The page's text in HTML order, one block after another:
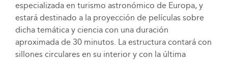
especializada en turismo astronómico de Europa, y
estará destinado a la proyección de películas sobre
dicha temática y ciencia con una duración
aproximada de 30 minutos. La estructura contará con
sillones circulares en su interior y con la última